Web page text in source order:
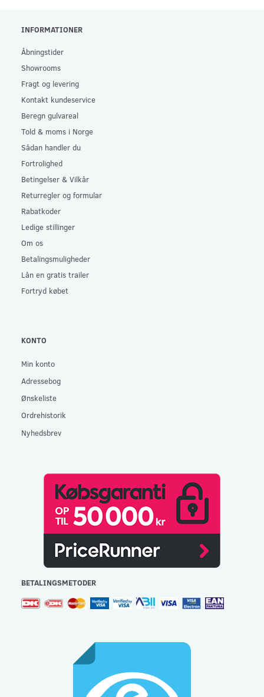
INFORMATIONER
Åbningstider
Showrooms
Fragt og levering
Kontakt kundeservice
Beregn gulvareal
Told & moms i Norge
Sådan handler du
Fortrolighed
Betingelser & Vilkår
Returregler og formular
Rabatkoder
Ledige stillinger
Om os
Betalingsmuligheder
Lån en gratis trailer
Fortryd købet
KONTO
Min konto
Adressebog
Ønskeliste
Ordrehistorik
Nyhedsbrev
BETALINGSMETODER